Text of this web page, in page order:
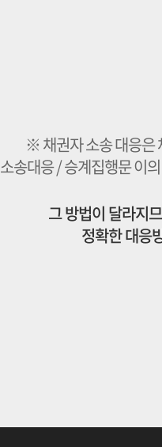
※ 채권자 소송 대응은
소송대응 / 승계집행문 이
그 방법이 달라지
정확한 대응